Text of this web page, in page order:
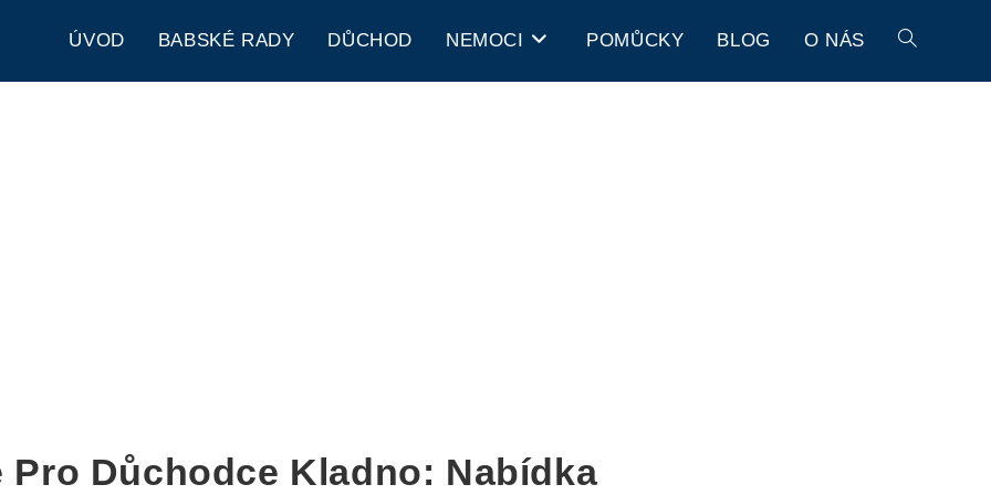
ÚVOD BABSKÉ RADY DŮCHOD NEMOCI POMŮCKY BLOG O NÁS
Pro Důchodce Kladno: Nabídka